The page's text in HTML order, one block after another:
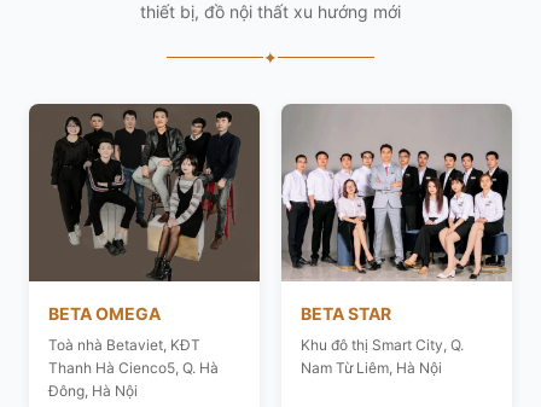
thiết bị, đồ nội thất xu hướng mới
✦
BETA OMEGA
Toà nhà Betaviet, KĐT
Thanh Hà Cienco5, Q. Hà
Đông, Hà Nội
BETA STAR
Khu đô thị Smart City, Q.
Nam Từ Liêm, Hà Nội